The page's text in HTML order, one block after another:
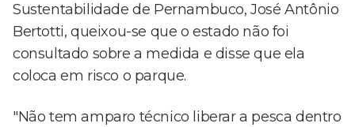
Sustentabilidade de Pernambuco, José Antônio
Bertotti, queixou-se que o estado não foi
consultado sobre a medida e disse que ela
coloca em risco o parque.
"Não tem amparo técnico liberar a pesca dentro